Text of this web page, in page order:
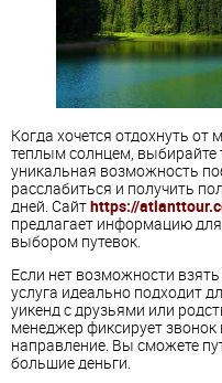
Когда хочется отдохнуть
теплым солнцем, выбирайте
уникальная возможность
расслабиться и получить
дней. Сайтhttps://
предлагает информацию
выбором путевок.
Если нет возможности
услуга идеально подходит
уикенд с друзьями или
менеджер фиксирует
направление. Вы сможете
большие деньги.